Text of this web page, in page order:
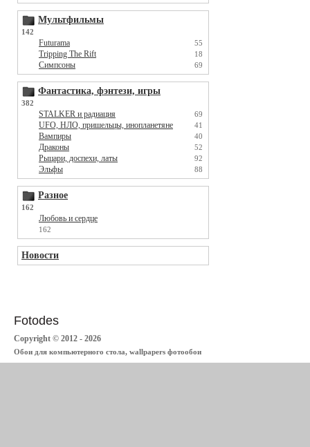
Мультфильмы
142
Futurama 55
Tripping The Rift 18
Симпсоны 69
Фантастика, фэнтези, игры
382
STALKER и радиация 69
UFO, НЛО, пришельцы, инопланетяне 41
Вампиры 40
Драконы 52
Рыцари, доспехи, латы 92
Эльфы 88
Разное
162
Любовь и сердце
162
Новости
Fotodes
Copyright © 2012 - 2026
Обои для компьютерного стола, wallpapers фотообои